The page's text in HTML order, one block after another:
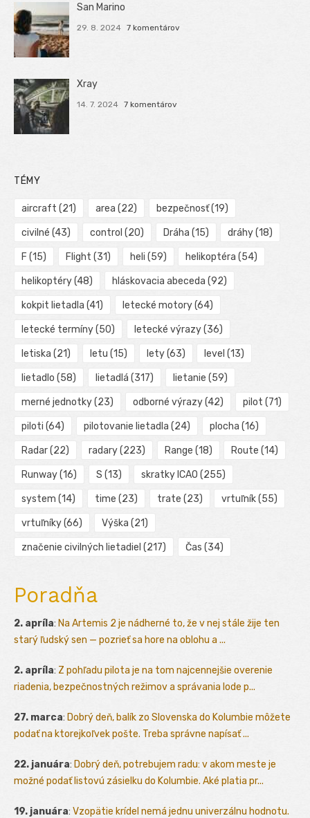
San Marino
29. 8. 2024 7 komentárov
Xray
14. 7. 2024 7 komentárov
TÉMY
aircraft (21) area (22) bezpečnosť(19)
civilné (43) control (20) Dráha (15) dráhy(18)
F (15) Flight (31) heli (59) helikoptéra (54)
helikoptéry(48) hláskovacia abeceda (92)
kokpit lietadla (41) letecké motory(64)
letecké termíny(50) letecké výrazy(36)
letiska (21) letu (15) lety(63) level (13)
lietadlo (58) lietadlá (317) lietanie (59)
merné jednotky(23) odborné výrazy(42) pilot (71)
piloti (64) pilotovanie lietadla (24) plocha (16)
Radar(22) radary(223) Range (18) Route (14)
Runway(16) S (13) skratky ICAO (255)
system (14) time (23) trate (23) vrtuľník(55)
vrtuľníky(66) Výška (21)
značenie civilných lietadiel (217) Čas (34)
Poradňa
2. apríla: Na Artemis 2 je nádherné to, že v nej stále žije ten
starý ľudský sen — pozrieť sa hore na oblohu a ...
2. apríla: Z pohľadu pilota je na tom najcennejšie overenie
riadenia, bezpečnostných režimov a správania lode p...
27. marca: Dobrý deň, balík zo Slovenska do Kolumbie môžete
podať na ktorejkoľvek pošte. Treba správne napísať ...
22. januára: Dobrý deň, potrebujem radu: v akom meste je
možné podať listovú zásielku do Kolumbie. Aké platia pr...
19. januára: Vzopätie krídel nemá jednu univerzálnu hodnotu.